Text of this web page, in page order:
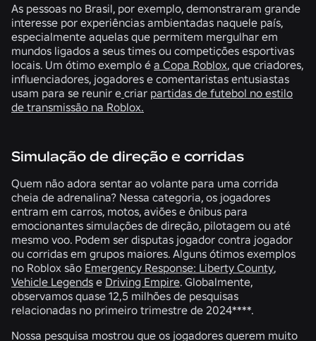
As pessoas no Brasil, por exemplo, demonstraram grande
interesse por experiências ambientadas naquele país,
especialmente aquelas que permitem mergulhar em
mundos ligados a seus times ou competições esportivas
locais. Um ótimo exemplo é a Copa Roblox, que criadores,
influenciadores, jogadores e comentaristas entusiastas
usam para se reunir e criar partidas de futebol no estilo
de transmissão na Roblox.
Simulação de direção e corridas
Quem não adora sentar ao volante para uma corrida
cheia de adrenalina? Nessa categoria, os jogadores
entram em carros, motos, aviões e ônibus para
emocionantes simulações de direção, pilotagem ou até
mesmo voo. Podem ser disputas jogador contra jogador
ou corridas em grupos maiores. Alguns ótimos exemplos
no Roblox são Emergency Response: Liberty County,
Vehicle Legends e Driving Empire. Globalmente,
observamos quase 12,5 milhões de pesquisas
relacionadas no primeiro trimestre de 2024****.
Nossa pesquisa mostrou que os jogadores querem muito